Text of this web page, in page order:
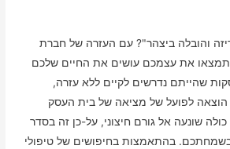
והובלה ביצהר"? עם העזרה של חברת
תמצאו את עצמכם עושים את החיים שלכם
שהייתם נדרשים לקיים ללא עזרה,
לפועל של מציאה של בית העסק
שונעה אל גורם חיצוני, על-כן זה בסדר
בשמחתכם. בהתאמצות בחיפושים של טיפולי